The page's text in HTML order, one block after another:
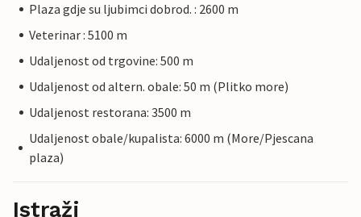
Plaza gdje su ljubimci dobrod. : 2600 m
Veterinar : 5100 m
Udaljenost od trgovine: 500 m
Udaljenost od altern. obale: 50 m (Plitko more)
Udaljenost restorana: 3500 m
Udaljenost obale/kupalista: 6000 m (More/Pjescana
plaza)
Istraži